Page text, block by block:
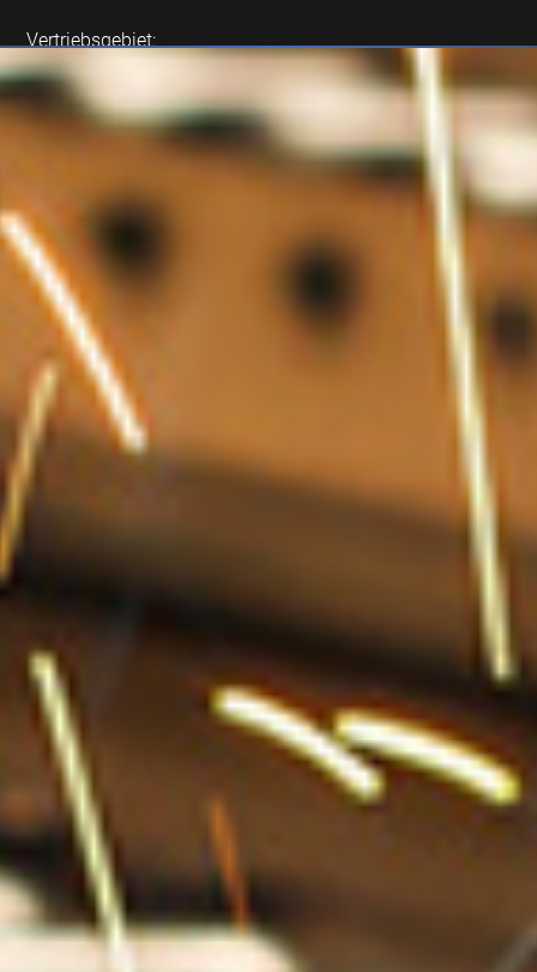
Vertriebsgebiet:
Deutschland
Ihr kompetenter Partner für
Schweißgeräte
Ursprünglich als lokaler Service- und Reparaturbetrieb
tätig, entwickelte sich REHM in seiner über 40-jährigen
Geschichte zum international agierenden Hersteller
hochwertiger Schweißgeräte. Vor allem das neue Konzept
der Stromquellendynamik beim Schweißgerät trug in den
1980er-Jahren wesentlich zum Durchbruch bei. Heute
umfasst das Produktportfolio leistungsfähige
Schweißtechnik von Impulslichtbogen-MIG/MAG-
Anlagen über Invertertechnik bis zum Schweißzubehör.
Als Entwickler und Hersteller innovativer Technologien
produziert REHM ausschließlich in Deutschland und
gewährleistet damit eine hervorragende
Verarbeitungsqualität der Geräte, die auch widrigsten
Umweltbedingungen standhält. Die einfache